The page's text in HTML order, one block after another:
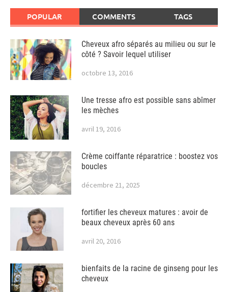
POPULAR COMMENTS TAGS
Cheveux afro séparés au milieu ou sur le
côté ? Savoir lequel utiliser
octobre 13, 2016
Une tresse afro est possible sans abîmer
les mèches
avril 19, 2016
Crème coiffante réparatrice : boostez vos
boucles
décembre 21, 2025
fortifier les cheveux matures : avoir de
beaux cheveux après 60 ans
avril 20, 2016
bienfaits de la racine de ginseng pour les
cheveux